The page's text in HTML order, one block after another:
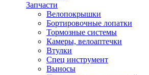
Запчасти
Велопокрышки
Бортировочные лопатки
Тормозные системы
Камеры, велоаптечки
Втулки
Спец инструмент
Выносы